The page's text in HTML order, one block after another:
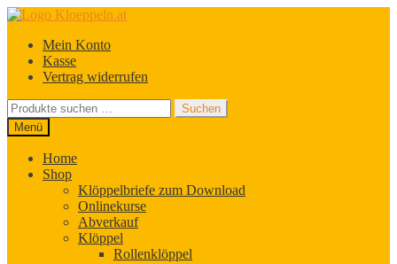
Zur
springen
Zum
springenMein Konto
Kasse
Vertrag widerrufen
Suchen
nach:
Suchen
Menü
Home
Shop
Klöppelbriefe zum Download
Onlinekurse
Abverkauf
Klöppel
Rollenklöppel